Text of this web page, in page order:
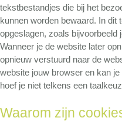
tekstbestandjes die bij het
kunnen worden bewaard. In dit
opgeslagen, zoals bijvoorbeeld
Wanneer je de website later
opnieuw verstuurd naar de
website jouw browser en kan
hoef je niet telkens een
Waarom zijn